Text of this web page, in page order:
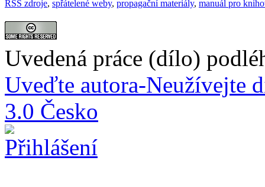
RSS zdroje, spřátelené weby, propagační materiály, manuál pro
Uvedená práce (dílo)
Uveďte autora-Neužívejte
3.0 Česko